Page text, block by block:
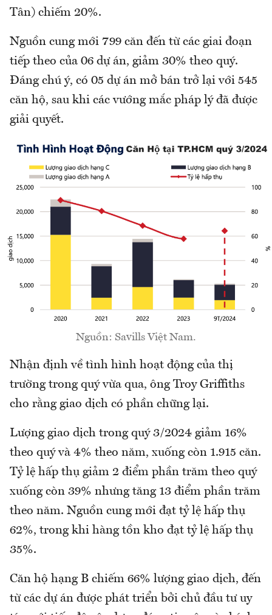
Tân) chiếm 20%.
Nguồn cung mới 799 căn đến từ các giai đoạn
tiếp theo của 06 dự án, giảm 30% theo quý.
Đáng chú ý, có 05 dự án mở bán trở lại với 545
căn hộ, sau khi các vướng mắc pháp lý đã được
giải quyết.
Nguồn: Savills Việt Nam.
Nhận định về tình hình hoạt động của thị
trường trong quý vừa qua, ông Troy Griffiths
cho rằng giao dịch có phần chững lại.
Lượng giao dịch trong quý 3/2024 giảm 16%
theo quý và 4% theo năm, xuống còn 1.915 căn.
Tỷ lệ hấp thụ giảm 2 điểm phần trăm theo quý
xuống còn 39% nhưng tăng 13 điểm phần trăm
theo năm. Nguồn cung mới đạt tỷ lệ hấp thụ
62%, trong khi hàng tồn kho đạt tỷ lệ hấp thụ
35%.
Căn hộ hạng B chiếm 66% lượng giao dịch, đến
từ các dự án được phát triển bởi chủ đầu tư uy